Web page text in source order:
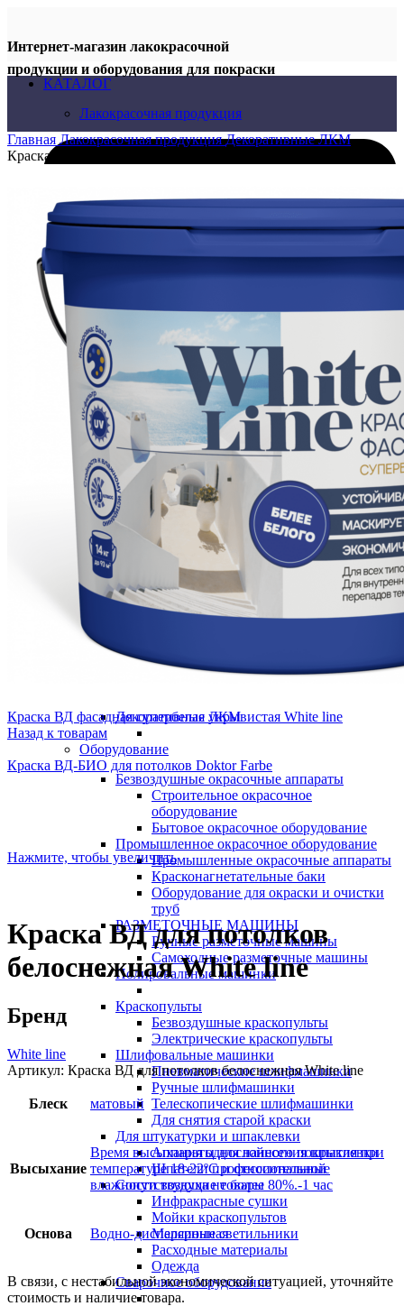
Интернет-магазин лакокрасочной
продукции и оборудования для покраски
Info@lagrange.global
О компании
Контакты
Интернет-магазин
лакокрасочной продукции
и оборудования для покраски
КАТАЛОГ
Лакокрасочная продукция
Промышленные ЛКМ
Декоративные ЛКМ
Оборудование
Безвоздушные окрасочные аппараты
Строительное окрасочное
оборудование
Бытовое окрасочное оборудование
Промышленное окрасочное оборудование
Промышленные окрасочные аппараты
Красконагнетательные баки
Оборудование для окраски и очистки
труб
РАЗМЕТОЧНЫЕ МАШИНЫ
Ручные разметочные машины
Самоходные разметочные машины
Полировальные машинки
Краскопульты
Безвоздушные краскопульты
Электрические краскопульты
Шлифовальные машинки
Пневматические шлифмашинки
Ручные шлифмашинки
Телескопические шлифмашинки
Для снятия старой краски
Для штукатурки и шпаклевки
Аппараты для нанесения шпаклевки
Шпатели профессиональные
Сопутствующие товары
Инфракрасные сушки
Мойки краскопультов
Малярные светильники
Расходные материалы
Одежда
Сварочное оборудование
Главная Лакокрасочная продукцияДекоративные ЛКМ
Краска ВД для потолков белоснежная White line
Краска ВД фасадная супербелая укрывистая White line
Назад к товарам
Краска ВД-БИО для потолков Doktor Farbe
Нажмите, чтобы увеличить
Краска ВД для потолков
белоснежная White line
Бренд
White line
Артикул: Краска ВД для потолков белоснежная White line
Блеск матовый
Высыхание
Время высыхания однослойного покрытия при
температуре 18-22ºС и относительной
влажности воздуха не более 80%.-1 час
Основа Водно-дисперсионная
В связи, с нестабильной экономической ситуацией, уточняйте
стоимость и наличие товара.